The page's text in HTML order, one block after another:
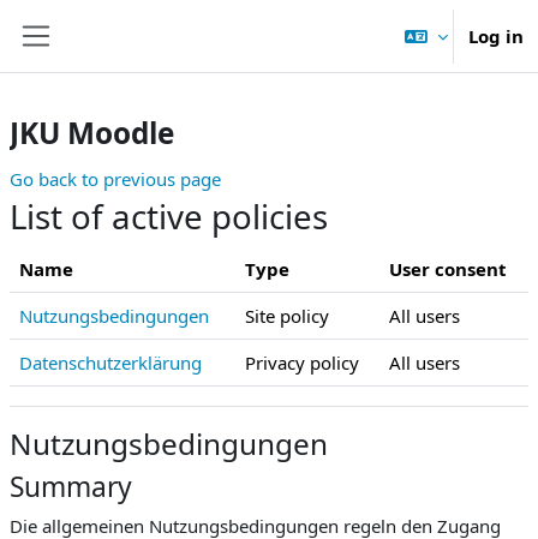
Log in
JKU Moodle
Go back to previous page
List of active policies
Name Type
User consent
Nutzungsbedingungen
Site policy
All users
Datenschutzerklärung
Privacy policy All users
Nutzungsbedingungen
Summary
Die allgemeinen Nutzungsbedingungen regeln den Zugang